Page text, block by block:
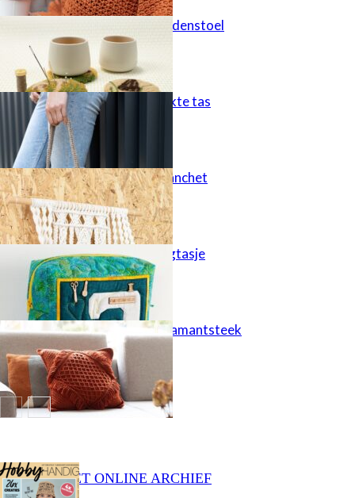
Punch een paddenstoel
Stoere, gehaakte tas
Geknoopte planchet
Handig opbergtasje
Kussen met diamantsteek
BEKIJK HET ONLINE ARCHIEF